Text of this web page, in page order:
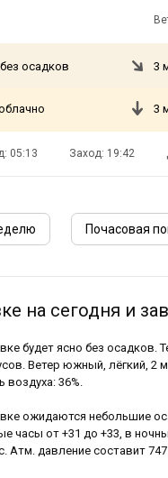
осадков 3
3
05:13 Заход: 19:42
Почасовая
на сегодня и
будет ясно без
Ветер южный, лёгкий,
воздуха: 36%.
ожидаются небольшие
часы от +31 до +33, в
Атм. давление составит